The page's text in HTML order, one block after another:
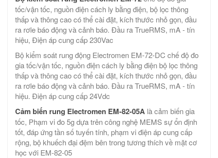
tốc/vận tốc, nguồn điện cách ly bằng điện, bộ lọc thông
thấp và thông cao có thể cài đặt, kích thước nhỏ gọn, đầu
ra rơle báo động và cảnh báo. Đầu ra TrueRMS, mA - tín
hiệu, Điện áp cung cấp 230Vac
Bộ kiểm soát rung động Electromen EM-72-DC chế độ đo
gia tốc/vận tốc, nguồn điện cách ly bằng điện bộ lọc thông
thấp và thông cao có thể cài đặt, kích thước nhỏ gọn, đầu
ra rơle báo động và cảnh báo. Đầu ra TrueRMS, mA - tín
hiệu. Điện áp cung cấp 24Vdc
Cảm biến rung Electromen EM-82-05A là cảm biến gia
tốc, Phạm vi đo 5g dựa trên công nghệ MEMS sự ổn định
tốt, đáp ứng tần số tuyến tính, phạm vi điện áp cung cấp
rộng, bộ khuếch đại đệm bên trong tương thích về mặt cơ
học với EM-82-05